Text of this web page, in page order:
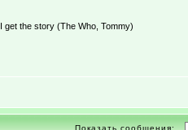
get the story (The Who, Tommy)
Показать сообщения: